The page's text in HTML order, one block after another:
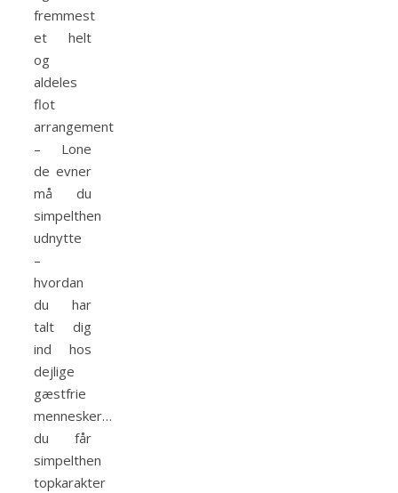
fremmest
et helt
og
aldeles
flot
arrangement
– Lone
de evner
må du
simpelthen
udnytte
–
hvordan
du har
talt dig
ind hos
dejlige
gæstfrie
mennesker…
du får
simpelthen
topkarakter